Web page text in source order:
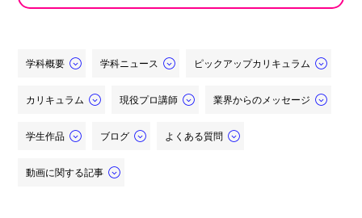
学科概要 学科ニュース ピックアップカリキュラム
カリキュラム 現役プロ講師 業界からのメッセージ
学生作品 ブログ よくある質問
動画に関する記事